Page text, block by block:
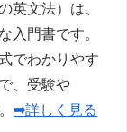
英文法）は、
入門書です。
でわかりやす
、受験や
➡詳しく見る